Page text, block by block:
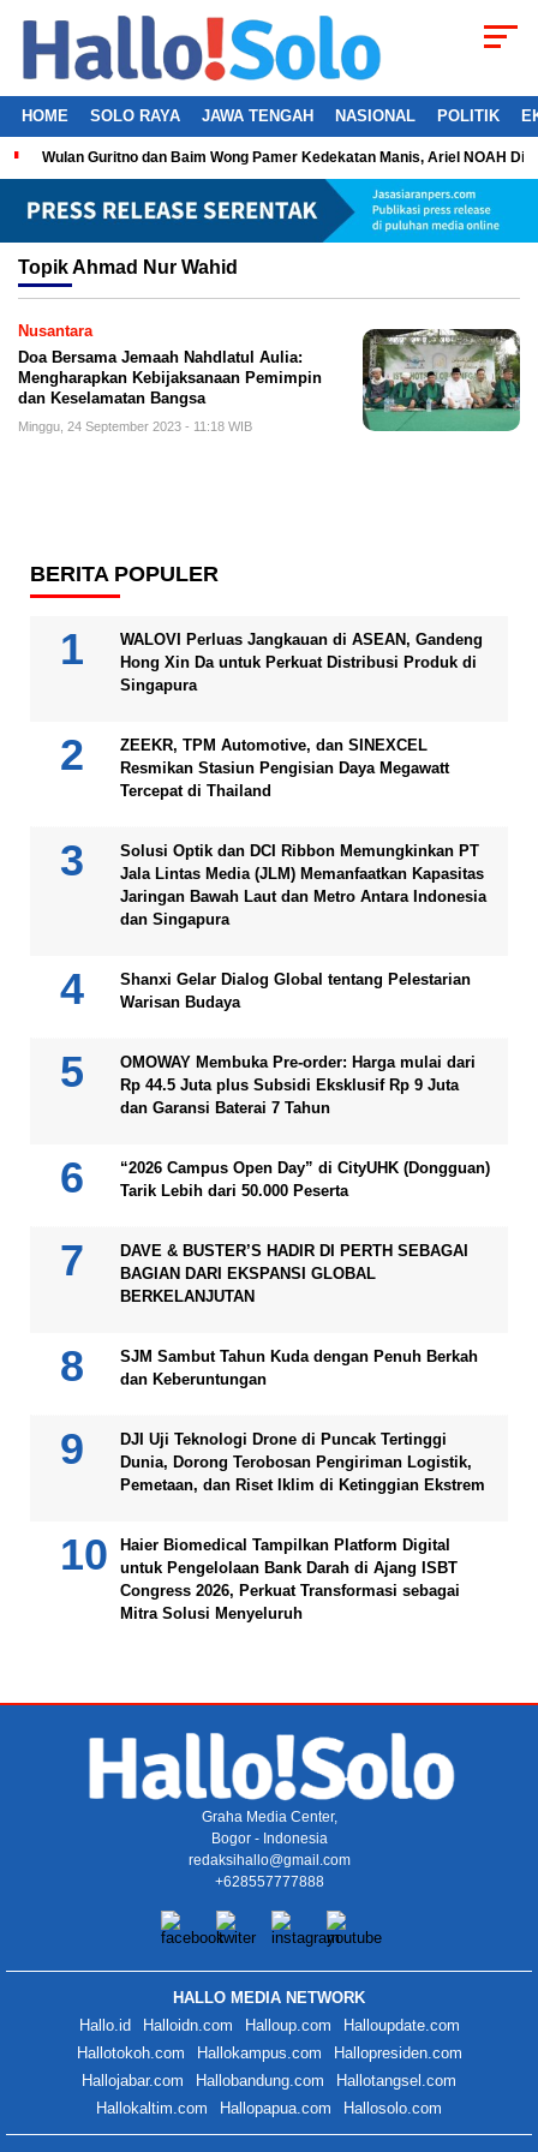
HOME SOLO RAYA JAWA TENGAH NASIONAL POLITIK
Wulan Guritno dan Baim Wong Pamer Kedekatan Manis, Ariel NOAH
TopikAhmad Nur Wahid
Nusantara
Doa Bersama Jemaah Nahdlatul Aulia:
Mengharapkan Kebijaksanaan Pemimpin
dan Keselamatan Bangsa
Minggu, 24 September 2023 - 11:18 WIB
BERITA POPULER
WALOVI Perluas Jangkauan di ASEAN, Gandeng
Hong Xin Da untuk Perkuat Distribusi Produk di
Singapura
ZEEKR, TPM Automotive, dan SINEXCEL
Resmikan Stasiun Pengisian Daya Megawatt
Tercepat di Thailand
Solusi Optik dan DCI Ribbon Memungkinkan PT
Jala Lintas Media (JLM) Memanfaatkan Kapasitas
Jaringan Bawah Laut dan Metro Antara Indonesia
dan Singapura
Shanxi Gelar Dialog Global tentang Pelestarian
Warisan Budaya
OMOWAY Membuka Pre-order: Harga mulai dari
Rp 44.5 Juta plus Subsidi Eksklusif Rp 9 Juta
dan Garansi Baterai 7 Tahun
“2026 Campus Open Day” di CityUHK (Dongguan)
Tarik Lebih dari 50.000 Peserta
DAVE & BUSTER’S HADIR DI PERTH SEBAGAI
BAGIAN DARI EKSPANSI GLOBAL
BERKELANJUTAN
SJM Sambut Tahun Kuda dengan Penuh Berkah
dan Keberuntungan
DJI Uji Teknologi Drone di Puncak Tertinggi
Dunia, Dorong Terobosan Pengiriman Logistik,
Pemetaan, dan Riset Iklim di Ketinggian Ekstrem
Haier Biomedical Tampilkan Platform Digital
untuk Pengelolaan Bank Darah di Ajang ISBT
Congress 2026, Perkuat Transformasi sebagai
Mitra Solusi Menyeluruh
Graha Media Center,
Bogor - Indonesia
redaksihallo@gmail.com
+628557777888
HALLO MEDIA NETWORK
Hallo.id
Halloidn.com Halloup.com
Halloupdate.com
Hallotokoh.com
Hallokampus.com
Hallopresiden.com
Hallojabar.com
Hallobandung.com
Hallotangsel.com
Hallokaltim.com
Hallopapua.com Hallosolo.com